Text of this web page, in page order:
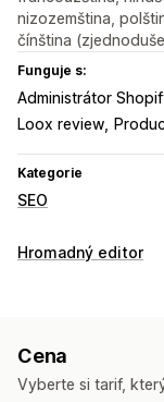
nizozemština,
čínština
Funguje s:
Administrátor
Loox review
Kategorie
SEO
Nástroje SEO
Stránky 404
Indexování stránky
Hromadný editor
Cena
Vyberte si tarif,